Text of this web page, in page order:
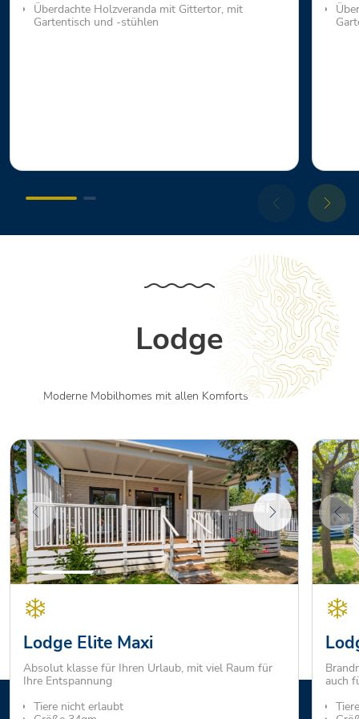
Überdachte Holzveranda mit Gittertor, mit
Gartentisch und -stühlen
Lodge
Moderne Mobilhomes mit allen Komforts
Lodge Elite Maxi
Absolut klasse für Ihren Urlaub, mit viel Raum für
Ihre Entspannung
Tiere nicht erlaubt
auch